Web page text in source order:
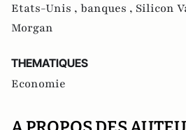
Etats-Unis , banques , Silicon
Morgan
THEMATIQUES
Economie